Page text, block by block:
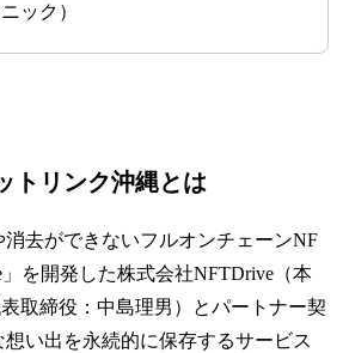
ック）
トリンク沖縄とは
去ができないフルオンチェーンNF
を開発した株式会社NFTDrive（本
取締役：中島理男）とパートナー契
い出を永続的に保存するサービス